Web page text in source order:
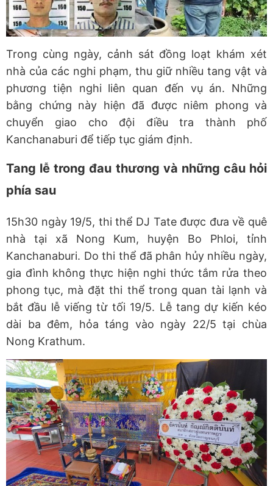
Trong cùng ngày, cảnh sát đồng loạt khám xét
nhà của các nghi phạm, thu giữ nhiều tang vật và
phương tiện nghi liên quan đến vụ án. Những
bằng chứng này hiện đã được niêm phong và
chuyển giao cho đội điều tra thành phố
Kanchanaburi để tiếp tục giám định.
Tang lễ trong đau thương và những câu hỏi
phía sau
15h30 ngày 19/5, thi thể DJ Tate được đưa về quê
nhà tại xã Nong Kum, huyện Bo Phloi, tỉnh
Kanchanaburi. Do thi thể đã phân hủy nhiều ngày,
gia đình không thực hiện nghi thức tắm rửa theo
phong tục, mà đặt thi thể trong quan tài lạnh và
bắt đầu lễ viếng từ tối 19/5. Lễ tang dự kiến kéo
dài ba đêm, hỏa táng vào ngày 22/5 tại chùa
Nong Krathum.